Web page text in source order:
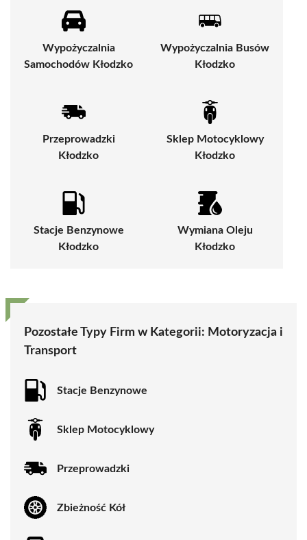
Wypożyczalnia
Samochodów Kłodzko
Wypożyczalnia Busów
Kłodzko
Przeprowadzki
Kłodzko
Sklep Motocyklowy
Kłodzko
Stacje Benzynowe
Kłodzko
Wymiana Oleju
Kłodzko
Pozostałe Typy Firm w Kategorii: Motoryzacja i
Transport
Stacje Benzynowe
Sklep Motocyklowy
Przeprowadzki
Zbieżność Kół